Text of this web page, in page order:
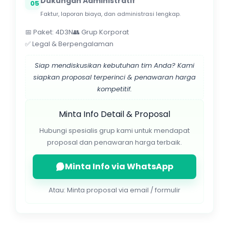
05
Faktur, laporan biaya, dan administrasi lengkap.
📅 Paket: 4D3N👥 Grup Korporat
✅ Legal & Berpengalaman
Siap mendiskusikan kebutuhan tim Anda? Kami
siapkan proposal terperinci & penawaran harga
kompetitif.
Minta Info Detail & Proposal
Hubungi spesialis grup kami untuk mendapat
proposal dan penawaran harga terbaik.
Minta Info via WhatsApp
Atau: Minta proposal via email / formulir